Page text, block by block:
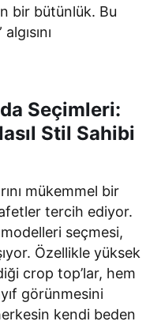
bir bütünlük. Bu
Seçimleri:
Stil Sahibi
mükemmel bir
tercih ediyor.
seçmesi,
Özellikle yüksek
crop top’lar, hem
görünmesini
kendi beden